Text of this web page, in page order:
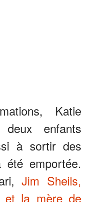
Katie
enfants
à sortir des
emportée.
Jim Sheils,
et la mère de